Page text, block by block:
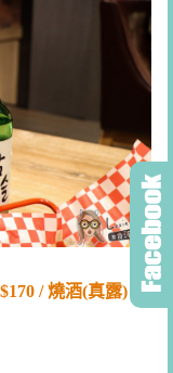
/ 燒酒(真露)